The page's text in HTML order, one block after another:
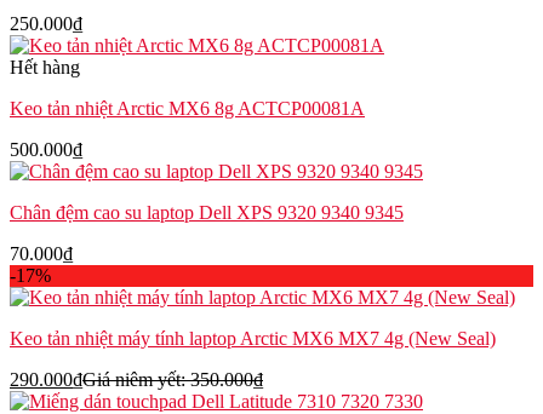
250.000₫
Hết hàng
Keo tản nhiệt Arctic MX6 8g ACTCP00081A
500.000₫
Chân đệm cao su laptop Dell XPS 9320 9340 9345
70.000₫
-17%
Keo tản nhiệt máy tính laptop Arctic MX6 MX7 4g (New Seal)
290.000₫Giá niêm yết:350.000₫